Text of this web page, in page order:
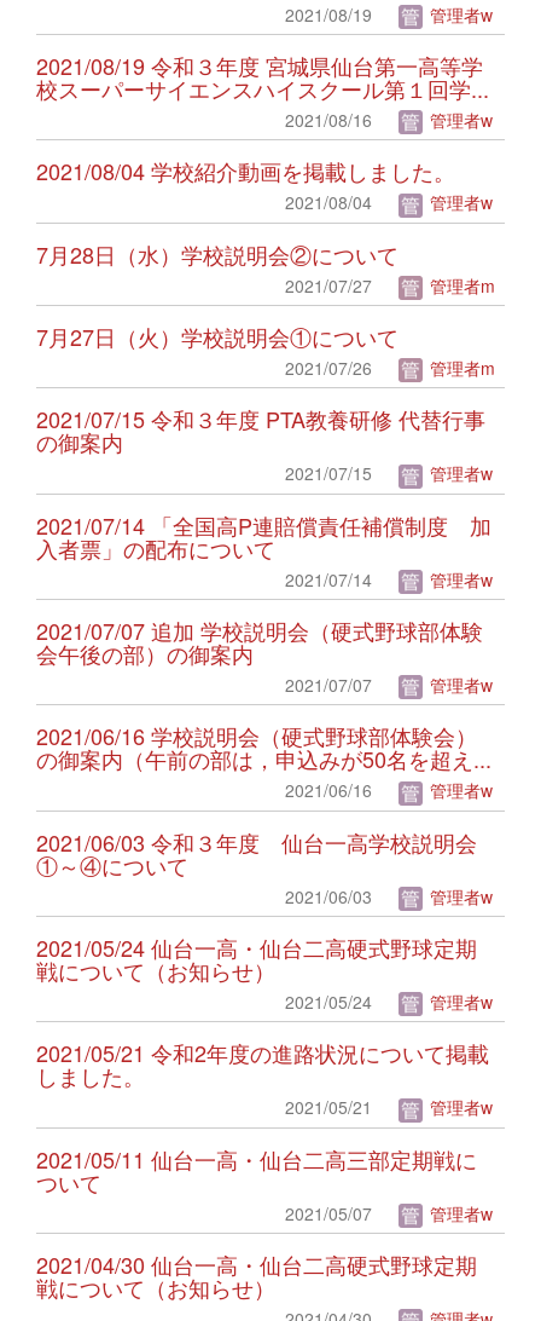
2021/08/19 管理者w
2021/08/19 令和３年度 宮城県仙台第一高等学
校スーパーサイエンスハイスクール第１回学...
2021/08/16 管理者w
2021/08/04 学校紹介動画を掲載しました。
2021/08/04 管理者w
7月28日（水）学校説明会②について
2021/07/27 管理者m
7月27日（火）学校説明会①について
2021/07/26 管理者m
2021/07/15 令和３年度 PTA教養研修 代替行事
の御案内
2021/07/15 管理者w
2021/07/14 「全国高P連賠償責任補償制度 加
入者票」の配布について
2021/07/14 管理者w
2021/07/07 追加 学校説明会（硬式野球部体験
会午後の部）の御案内
2021/07/07 管理者w
2021/06/16 学校説明会（硬式野球部体験会）
の御案内（午前の部は，申込みが50名を超え...
2021/06/16 管理者w
2021/06/03 令和３年度 仙台一高学校説明会
①～④について
2021/06/03 管理者w
2021/05/24 仙台一高・仙台二高硬式野球定期
戦について（お知らせ）
2021/05/24 管理者w
2021/05/21 令和2年度の進路状況について掲載
しました。
2021/05/21 管理者w
2021/05/11 仙台一高・仙台二高三部定期戦に
ついて
2021/05/07 管理者w
2021/04/30 仙台一高・仙台二高硬式野球定期
戦について（お知らせ）